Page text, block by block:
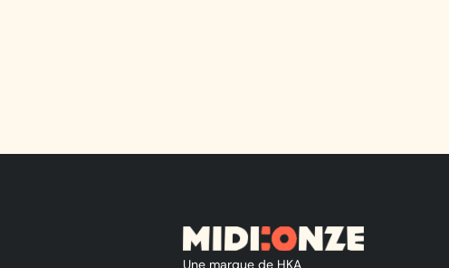
Une marque de HKA